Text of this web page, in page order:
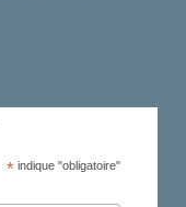
*indique "obligatoire"